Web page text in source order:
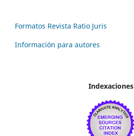
Formatos Revista Ratio Juris
Información para autores
Indexaciones